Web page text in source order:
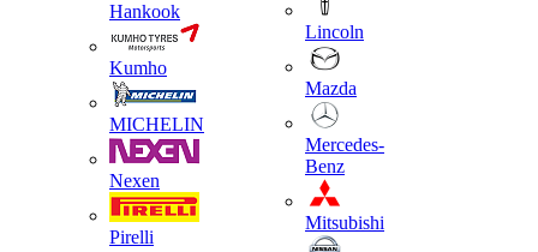
Hankook
Kumho
MICHELIN
Nexen
Pirelli
Lincoln
Mazda
Mercedes-
Benz
Mitsubishi